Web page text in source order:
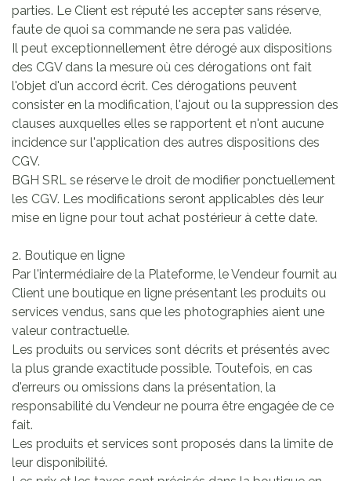
parties. Le Client est réputé les accepter sans réserve,
faute de quoi sa commande ne sera pas validée.
Il peut exceptionnellement être dérogé aux dispositions
des CGV dans la mesure où ces dérogations ont fait
l'objet d'un accord écrit. Ces dérogations peuvent
consister en la modification, l'ajout ou la suppression des
clauses auxquelles elles se rapportent et n'ont aucune
incidence sur l'application des autres dispositions des
CGV.
BGH SRL se réserve le droit de modifier ponctuellement
les CGV. Les modifications seront applicables dès leur
mise en ligne pour tout achat postérieur à cette date.
2. Boutique en ligne
Par l'intermédiaire de la Plateforme, le Vendeur fournit au
Client une boutique en ligne présentant les produits ou
services vendus, sans que les photographies aient une
valeur contractuelle.
Les produits ou services sont décrits et présentés avec
la plus grande exactitude possible. Toutefois, en cas
d'erreurs ou omissions dans la présentation, la
responsabilité du Vendeur ne pourra être engagée de ce
fait.
Les produits et services sont proposés dans la limite de
leur disponibilité.